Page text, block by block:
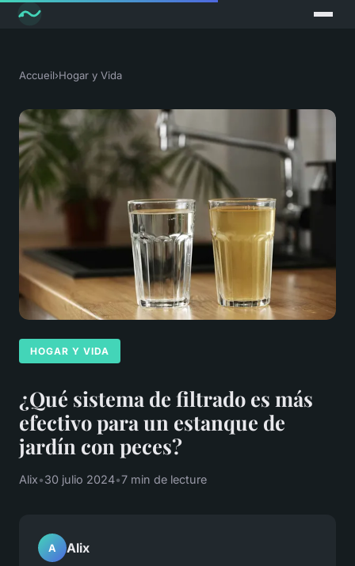
Accueil›Hogar y Vida
HOGAR Y VIDA
¿Qué sistema de filtrado es más
efectivo para un estanque de
jardín con peces?
Alix•30 julio 2024•7 min de lecture
A Alix